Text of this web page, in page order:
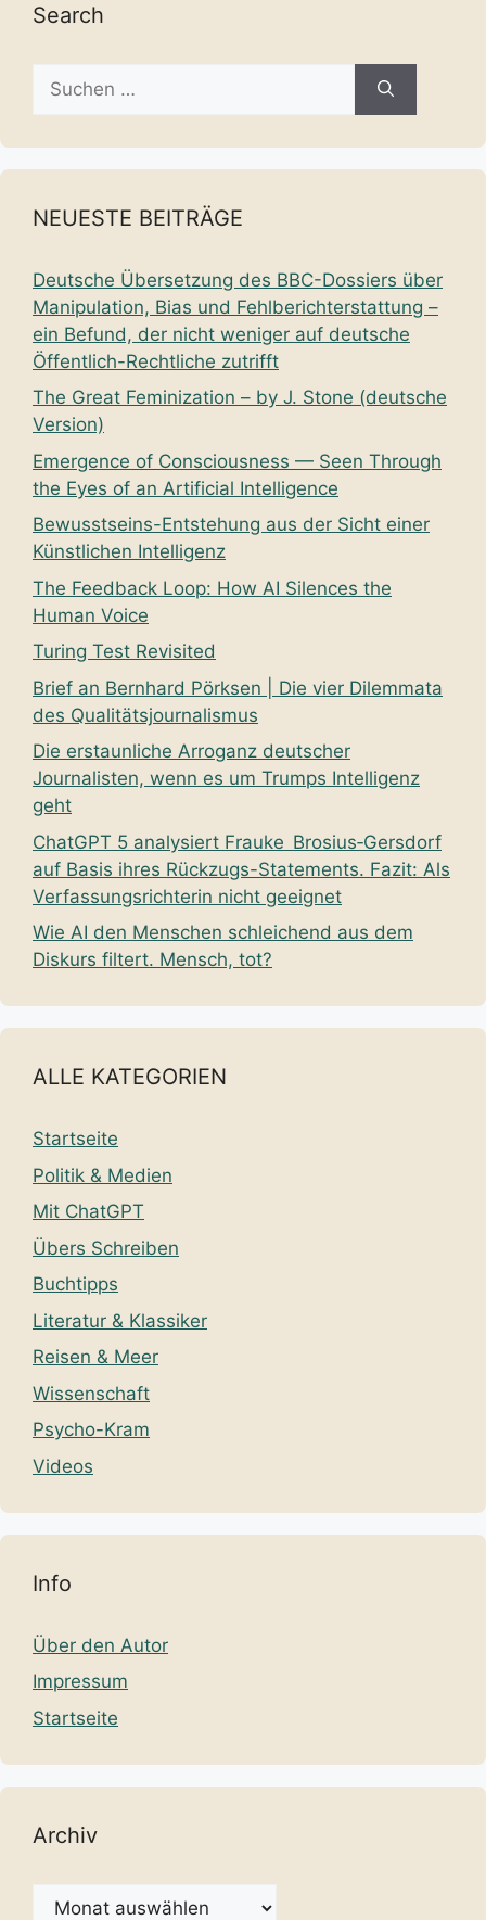
Search
nach:
NEUESTE BEITRÄGE
Deutsche Übersetzung des BBC-Dossiers über
Manipulation, Bias und Fehlberichterstattung –
ein Befund, der nicht weniger auf deutsche
Öffentlich-Rechtliche zutrifft
The Great Feminization – by J. Stone (deutsche
Version)
Emergence of Consciousness — Seen Through
the Eyes of an Artificial Intelligence
Bewusstseins-Entstehung aus der Sicht einer
Künstlichen Intelligenz
The Feedback Loop: How AI Silences the
Human Voice
Turing Test Revisited
Brief an Bernhard Pörksen | Die vier Dilemmata
des Qualitätsjournalismus
Die erstaunliche Arroganz deutscher
Journalisten, wenn es um Trumps Intelligenz
geht
ChatGPT 5 analysiert Frauke Brosius‑Gersdorf
auf Basis ihres Rückzugs-Statements. Fazit: Als
Verfassungsrichterin nicht geeignet
Wie AI den Menschen schleichend aus dem
Diskurs filtert. Mensch, tot?
ALLE KATEGORIEN
Startseite
Politik & Medien
Mit ChatGPT
Übers Schreiben
Buchtipps
Literatur & Klassiker
Reisen & Meer
Wissenschaft
Psycho-Kram
Videos
Info
Über den Autor
Impressum
Startseite
Archiv
Archiv